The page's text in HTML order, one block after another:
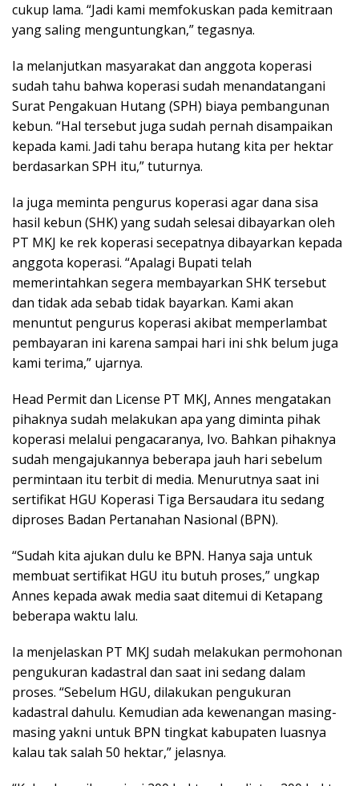
cukup lama. “Jadi kami memfokuskan pada kemitraan
yang saling menguntungkan,” tegasnya.
Ia melanjutkan masyarakat dan anggota koperasi
sudah tahu bahwa koperasi sudah menandatangani
Surat Pengakuan Hutang (SPH) biaya pembangunan
kebun. “Hal tersebut juga sudah pernah disampaikan
kepada kami. Jadi tahu berapa hutang kita per hektar
berdasarkan SPH itu,” tuturnya.
Ia juga meminta pengurus koperasi agar dana sisa
hasil kebun (SHK) yang sudah selesai dibayarkan oleh
PT MKJ ke rek koperasi secepatnya dibayarkan kepada
anggota koperasi. “Apalagi Bupati telah
memerintahkan segera membayarkan SHK tersebut
dan tidak ada sebab tidak bayarkan. Kami akan
menuntut pengurus koperasi akibat memperlambat
pembayaran ini karena sampai hari ini shk belum juga
kami terima,” ujarnya.
Head Permit dan License PT MKJ, Annes mengatakan
pihaknya sudah melakukan apa yang diminta pihak
koperasi melalui pengacaranya, Ivo. Bahkan pihaknya
sudah mengajukannya beberapa jauh hari sebelum
permintaan itu terbit di media. Menurutnya saat ini
sertifikat HGU Koperasi Tiga Bersaudara itu sedang
diproses Badan Pertanahan Nasional (BPN).
“Sudah kita ajukan dulu ke BPN. Hanya saja untuk
membuat sertifikat HGU itu butuh proses,” ungkap
Annes kepada awak media saat ditemui di Ketapang
beberapa waktu lalu.
Ia menjelaskan PT MKJ sudah melakukan permohonan
pengukuran kadastral dan saat ini sedang dalam
proses. “Sebelum HGU, dilakukan pengukuran
kadastral dahulu. Kemudian ada kewenangan masing-
masing yakni untuk BPN tingkat kabupaten luasnya
kalau tak salah 50 hektar,” jelasnya.